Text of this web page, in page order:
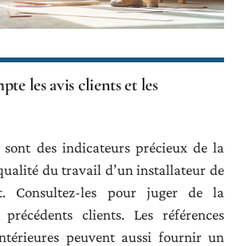
les avis clients et les
sont des indicateurs précieux de la
du travail d’un installateur de
Consultez-les pour juger de la
clients. Les références
peuvent aussi fournir un